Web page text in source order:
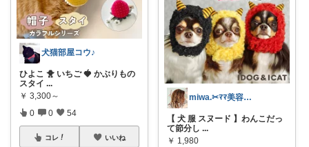
犬猫部屋コウ♪
ひよこ 🐥 いちご 🍓 かぶりもの
スタイ ...
￥ 3,300～
0 0 54
コレ いいね
miwa.✂︎ﾏﾏ美容師💎
【 犬 服 スヌード 】わんこだっ
て節分し ...
￥ 1,980